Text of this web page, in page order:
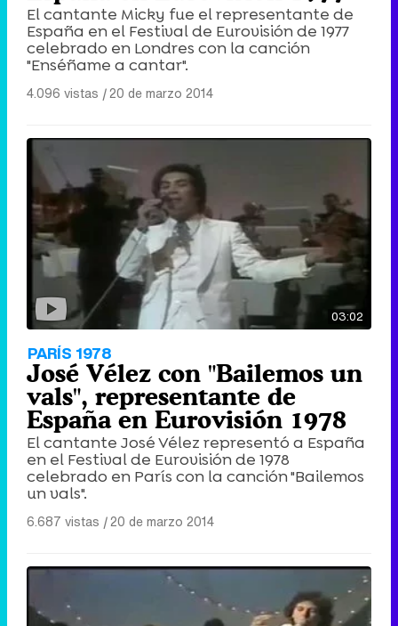
El cantante Micky fue el representante de
España en el Festival de Eurovisión de 1977
celebrado en Londres con la canción
"Enséñame a cantar".
4.096 vistas |20 de marzo 2014
03:02
PARÍS 1978
José Vélez con "Bailemos un
vals", representante de
España en Eurovisión 1978
El cantante José Vélez representó a España
en el Festival de Eurovisión de 1978
celebrado en París con la canción "Bailemos
un vals".
6.687 vistas |20 de marzo 2014